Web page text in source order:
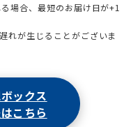
場合、最短のお届け日が+1
れが生じることがございま
ックス
こちら